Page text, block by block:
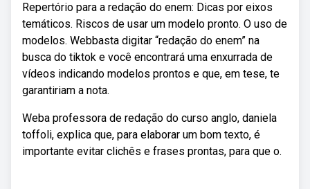
Repertório para a redação do enem: Dicas por eixos
temáticos. Riscos de usar um modelo pronto. O uso de
modelos. Webbasta digitar “redação do enem” na
busca do tiktok e você encontrará uma enxurrada de
vídeos indicando modelos prontos e que, em tese, te
garantiriam a nota.
Weba professora de redação do curso anglo, daniela
toffoli, explica que, para elaborar um bom texto, é
importante evitar clichês e frases prontas, para que o.